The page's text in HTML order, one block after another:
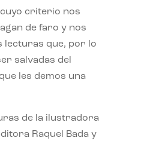
criterio nos
de faro y nos
lecturas que, por lo
salvadas del
les demos una
de la ilustradora
Raquel Bada y